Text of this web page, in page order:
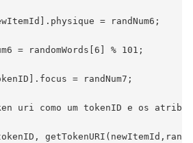
= randNum6;
= randomWords[6] % 101;
= randNum7;
uri como um tokenID e os